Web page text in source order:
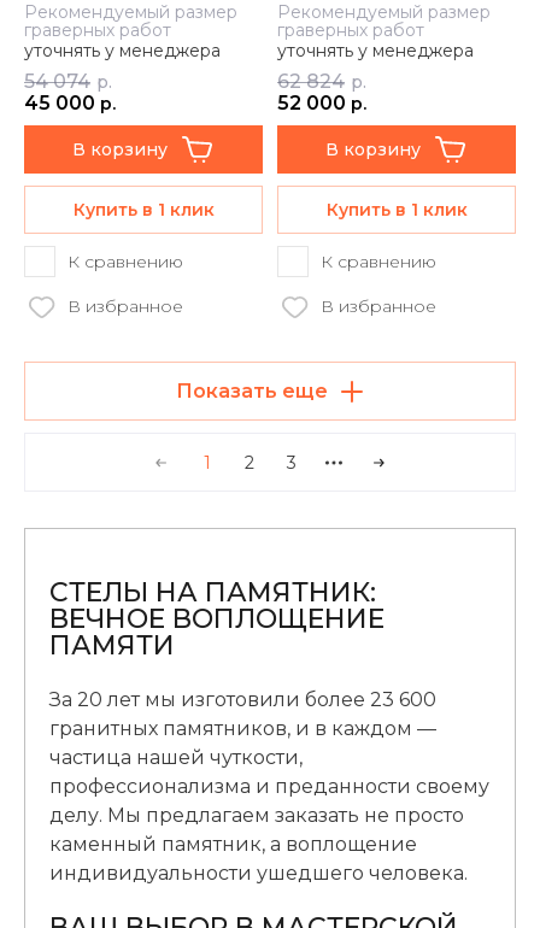
Рекомендуемый размер
граверных работ
уточнять у менеджера
54 074 р.
45 000 р.
В корзину
Купить в 1 клик
К сравнению
В избранное
Рекомендуемый размер
граверных работ
уточнять у менеджера
62 824 р.
52 000 р.
В корзину
Купить в 1 клик
К сравнению
В избранное
Показать еще
1 2 3
СТЕЛЫ НА ПАМЯТНИК:
ВЕЧНОЕ ВОПЛОЩЕНИЕ
ПАМЯТИ
За 20 лет мы изготовили более 23 600
гранитных памятников, и в каждом —
частица нашей чуткости,
профессионализма и преданности своему
делу. Мы предлагаем заказать не просто
каменный памятник, а воплощение
индивидуальности ушедшего человека.